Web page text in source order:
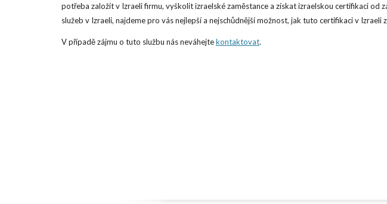
potřeba založit v Izraeli firmu, vyškolit izraelské zaměstance a získat izraelskou certifikaci od
služeb v Izraeli, najdeme pro vás nejlepší a nejschůdnější možnost, jak tuto certifikaci v Izraeli
V případě zájmu o tuto službu nás neváhejte kontaktovat.